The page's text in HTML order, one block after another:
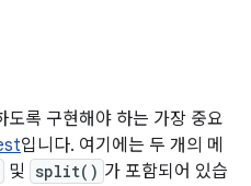
록 구현해야 하는 가장 중요
입니다. 여기에는 두 개의 메
및 split() 가 포함되어 있습